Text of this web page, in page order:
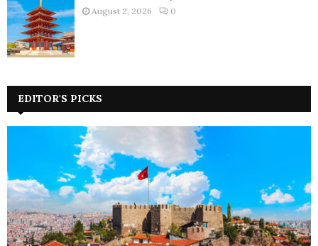
August 2, 2026 0
EDITOR'S PICKS